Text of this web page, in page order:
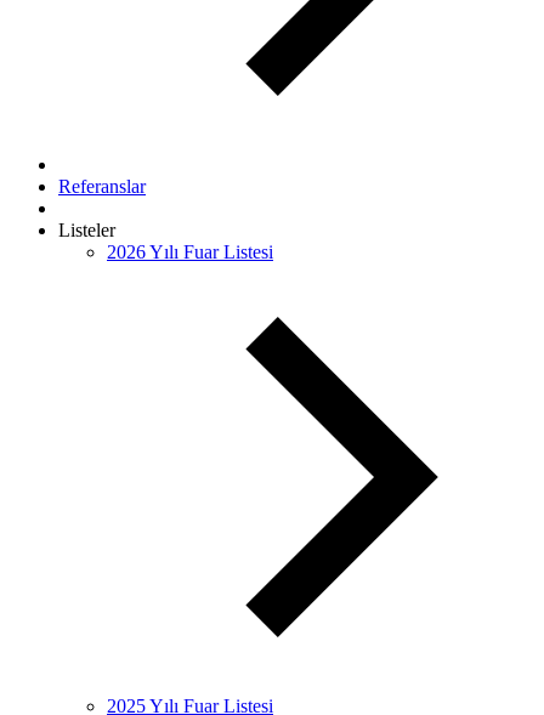
Referanslar
Listeler
2026 Yılı Fuar Listesi
2025 Yılı Fuar Listesi